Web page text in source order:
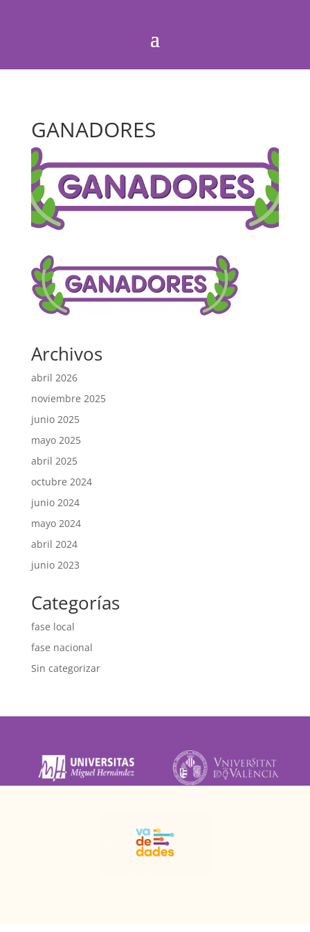
GANADORES
Archivos
abril 2026
noviembre 2025
junio 2025
mayo 2025
abril 2025
octubre 2024
junio 2024
mayo 2024
abril 2024
junio 2023
Categorías
fase local
fase nacional
Sin categorizar